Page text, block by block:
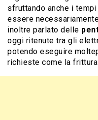
sfruttando anche i
essere
inoltre parlato delle
oggi ritenute tra gli
potendo eseguire
richieste come la frittura